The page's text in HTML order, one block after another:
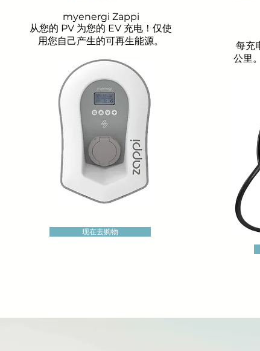
myenergi Zappi
从您的 PV 为您的 EV 充电！仅使
用您自己产生的可再生能源。
现在去购物
每充
公里